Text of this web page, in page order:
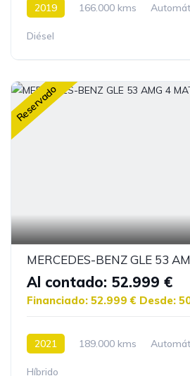
2019 166.000 kms
Diésel
Reservado
MERCEDES-BENZ GLE 53
Al contado: 52.999 €
Financiado: 52.999 € Desde:
2021 189.000 kms
Híbrido